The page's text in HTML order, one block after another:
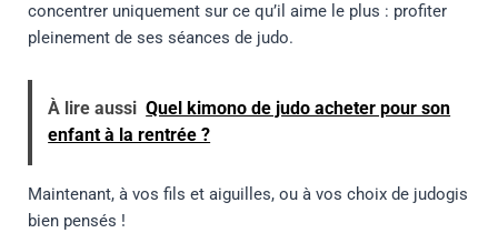
concentrer uniquement sur ce qu’il aime le plus : profiter
pleinement de ses séances de judo.
À lire aussi Quel kimono de judo acheter pour son
enfant à la rentrée ?
Maintenant, à vos fils et aiguilles, ou à vos choix de judogis
bien pensés !